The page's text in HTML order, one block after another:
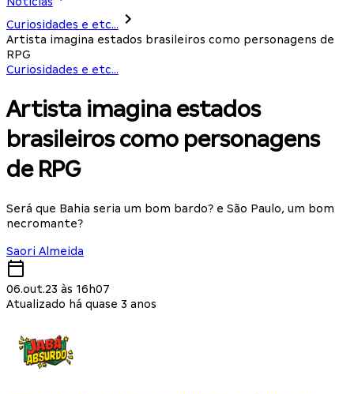
Curiosidades e etc...
Artista imagina estados brasileiros como personagens de
RPG
Curiosidades e etc...
Artista imagina estados
brasileiros como personagens
de RPG
Será que Bahia seria um bom bardo? e São Paulo, um bom
necromante?
Saori Almeida
06.out.23 às 16h07
Atualizado há quase 3 anos